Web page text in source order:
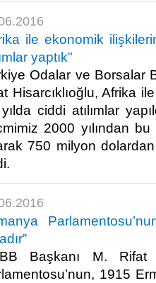
ile ekonomik
yaptık"
Odalar ve Borsalar
Hisarcıklıoğlu, Afrika
ciddi atılımlar
2000 yılından
750 milyon
Başkanı M. Rifat
1915